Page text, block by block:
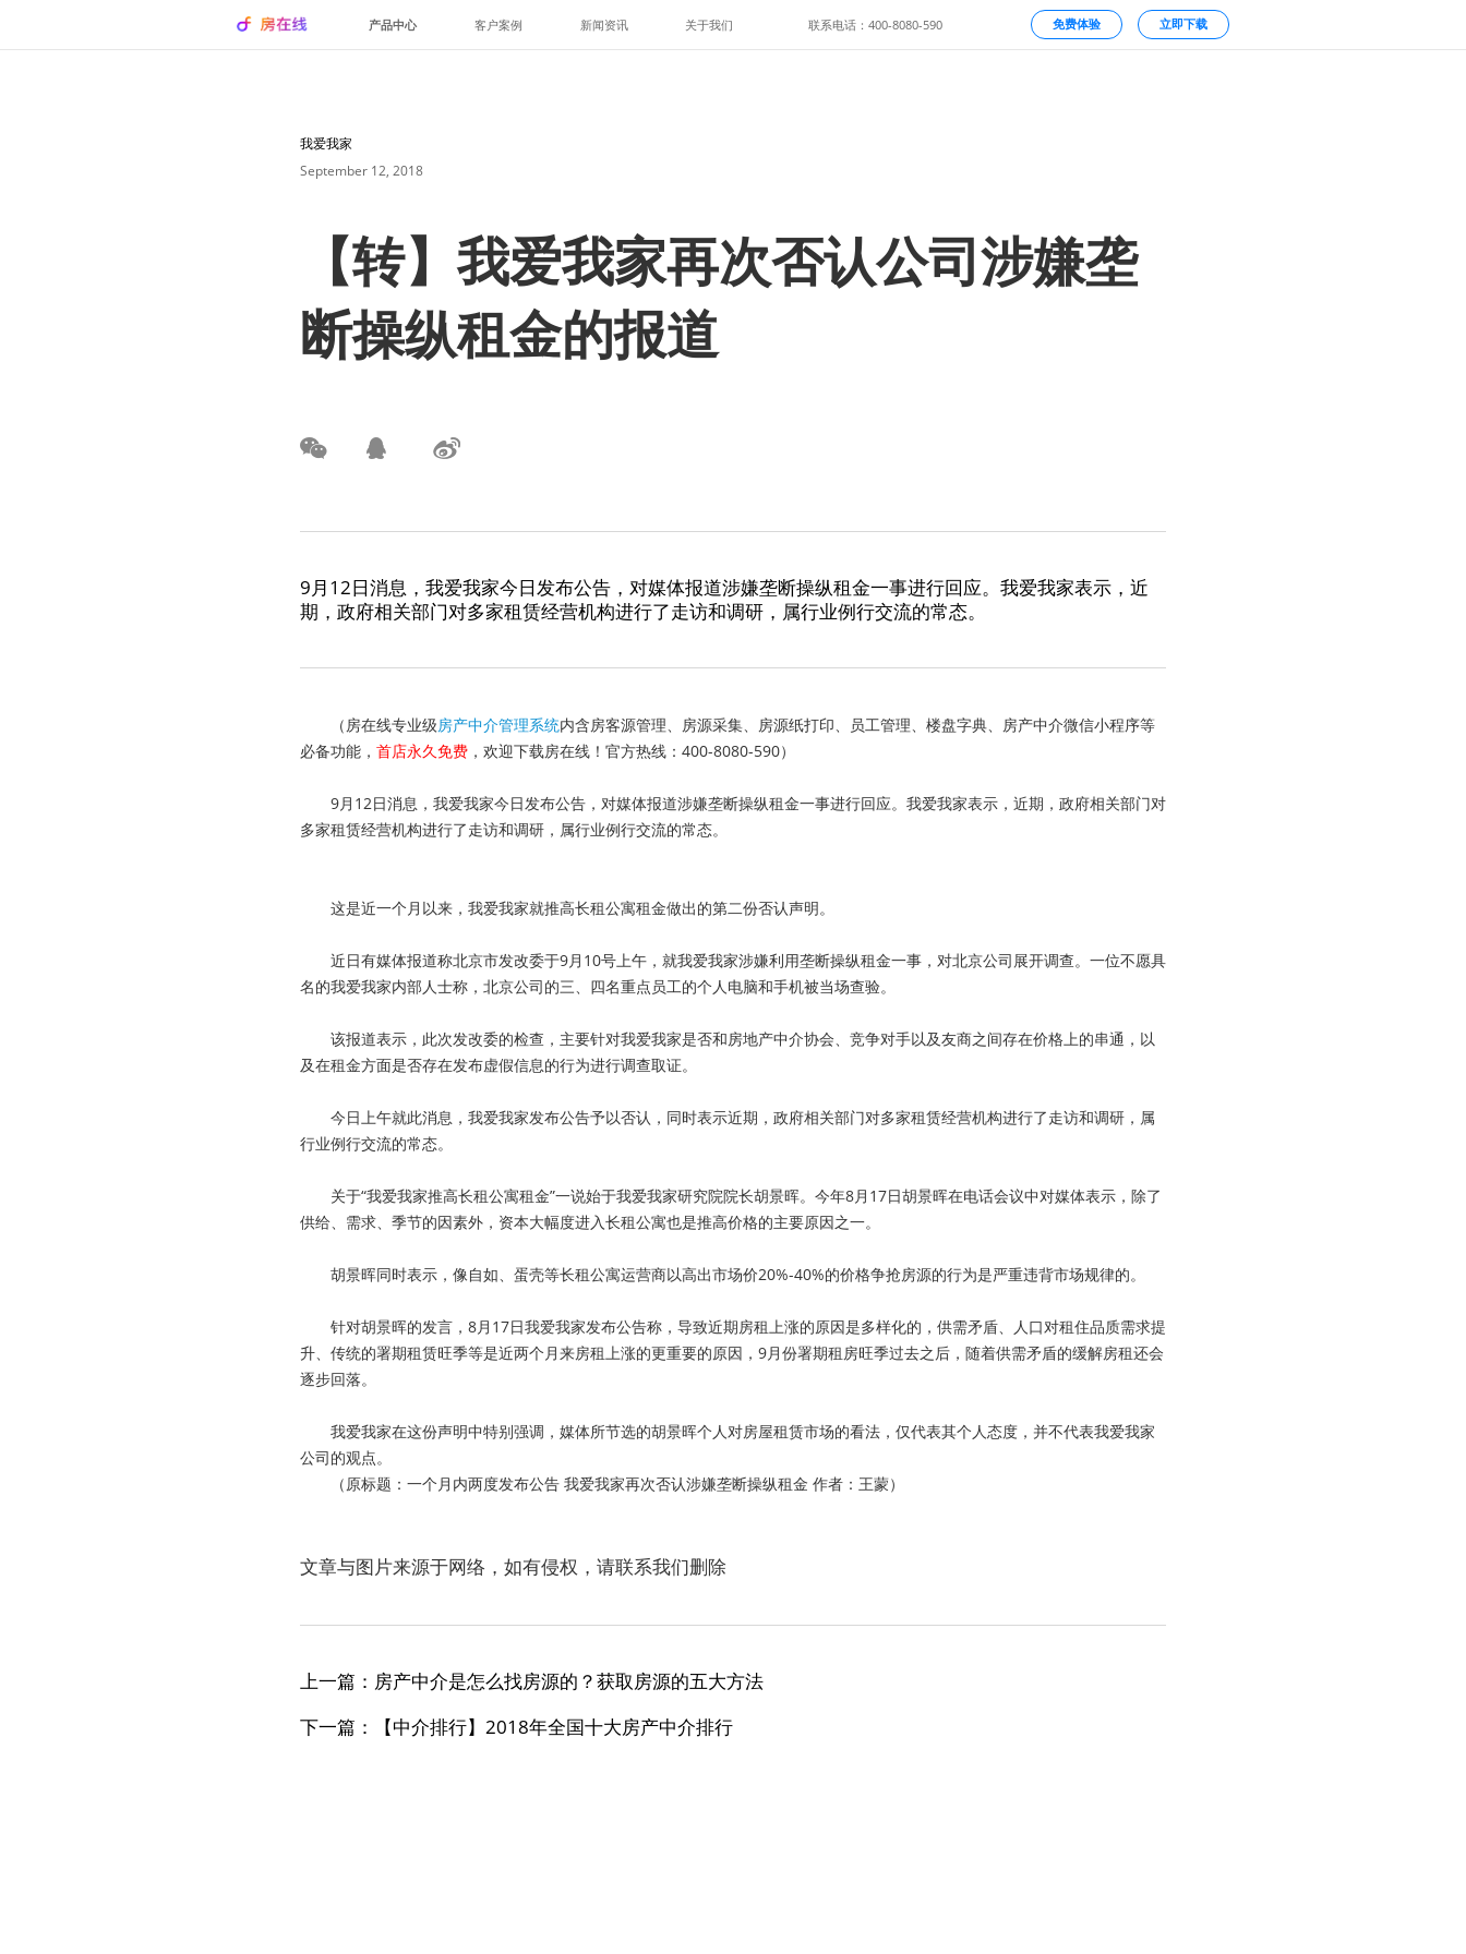
产品中心 客户案例 新闻资讯 关于我们 联系电话：400-8080-590 免费体验 立即下载
我爱我家
September 12, 2018
【转】我爱我家再次否认公司涉嫌垄
断操纵租金的报道
9月12日消息，我爱我家今日发布公告，对媒体报道涉嫌垄断操纵租金一事进行回应。我爱我家表示，近
期，政府相关部门对多家租赁经营机构进行了走访和调研，属行业例行交流的常态。
（房在线专业级房产中介管理系统内含房客源管理、房源采集、房源纸打印、员工管理、楼盘字典、房产中介微信小程序等
必备功能， 首店永久免费，欢迎下载房在线！官方热线：400-8080-590）
9月 12日消息，我爱我家今日发布公告，对媒体报道涉嫌垄断操纵租金一事进行回应。我爱我家表示，近期，政府相关部门对
多家租赁经营机构进行了走访和调研，属行业例行交流的常态。
这是近一个月以来，我爱我家就推高长租公寓租金做出的第二份否认声明。
近日有媒体报道称北京市发改委于9月 10号上午，就我爱我家涉嫌利用垄断操纵租金一事，对北京公司展开调查。一位不愿具
名的我爱我家内部人士称，北京公司的三、四名重点员工的个人电脑和手机被当场查验。
该报道表示，此次发改委的检查，主要针对我爱我家是否和房地产中介协会、竞争对手以及友商之间存在价格上的串通，以
及在租金方面是否存在发布虚假信息的行为进行调查取证。
今日上午就此消息，我爱我家发布公告予以否认，同时表示近期，政府相关部门对多家租赁经营机构进行了走访和调研，属
行业例行交流的常态。
关于“我爱我家推高长租公寓租金”一说始于我爱我家研究院院长胡景晖。今年8月 17日胡景晖在电话会议中对媒体表示，除了
供给、需求、季节的因素外，资本大幅度进入长租公寓也是推高价格的主要原因之一。
胡景晖同时表示，像自如、蛋壳等长租公寓运营商以高出市场价20%-40%的价格争抢房源的行为是严重违背市场规律的。
针对胡景晖的发言， 8月 17日我爱我家发布公告称，导致近期房租上涨的原因是多样化的，供需矛盾、人口对租住品质需求提
升、传统的署期租赁旺季等是近两个月来房租上涨的更重要的原因， 9月份署期租房旺季过去之后，随着供需矛盾的缓解房租还会
逐步回落。
我爱我家在这份声明中特别强调，媒体所节选的胡景晖个人对房屋租赁市场的看法，仅代表其个人态度，并不代表我爱我家
公司的观点。
（原标题：一个月内两度发布公告 我爱我家再次否认涉嫌垄断操纵租金 作者：王蒙）
文章与图片来源于网络，如有侵权，请联系我们删除
上一篇：房产中介是怎么找房源的？获取房源的五大方法
下一篇：【中介排行】2018年全国十大房产中介排行